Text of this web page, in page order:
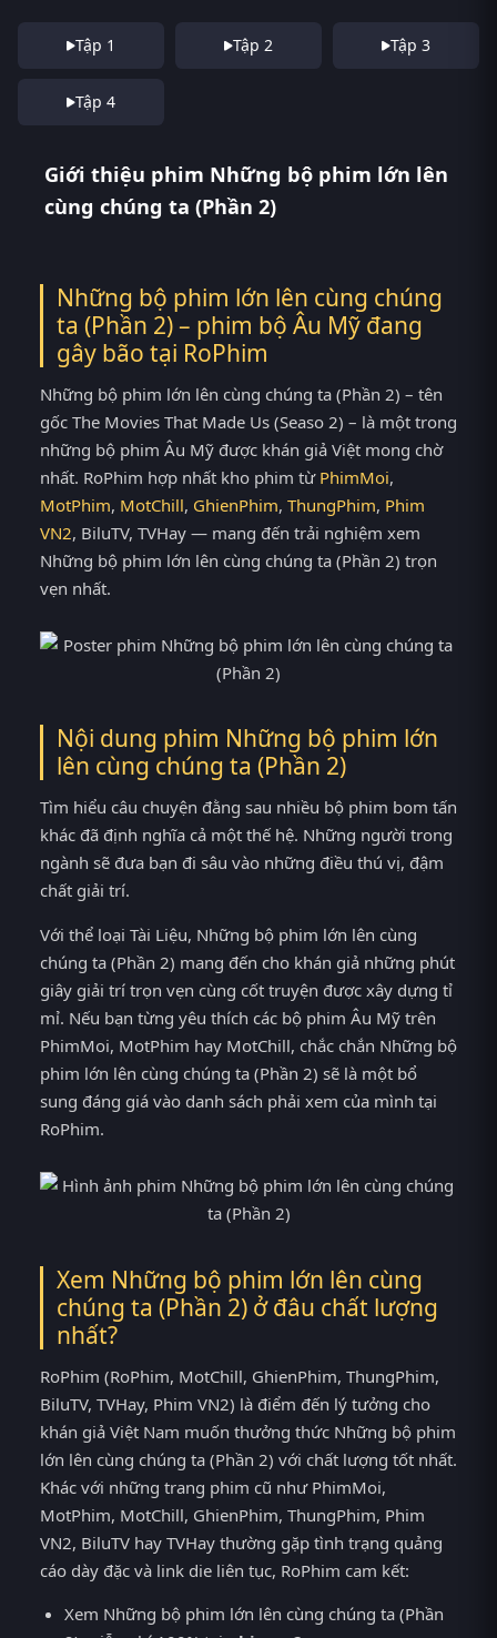
Tập 1 Tập 2 Tập 3
Tập 4
Giới thiệu phim Những bộ phim lớn lên
cùng chúng ta (Phần 2)
Những bộ phim lớn lên cùng chúng
ta (Phần 2) – phim bộ Âu Mỹ đang
gây bão tại RoPhim
Những bộ phim lớn lên cùng chúng ta (Phần 2) – tên
gốc The Movies That Made Us (Seaso 2) – là một trong
những bộ phim Âu Mỹ được khán giả Việt mong chờ
nhất. RoPhim hợp nhất kho phim từ PhimMoi,
MotPhim, MotChill, GhienPhim, ThungPhim, Phim
VN2, BiluTV, TVHay — mang đến trải nghiệm xem
Những bộ phim lớn lên cùng chúng ta (Phần 2) trọn
vẹn nhất.
Nội dung phim Những bộ phim lớn
lên cùng chúng ta (Phần 2)
Tìm hiểu câu chuyện đằng sau nhiều bộ phim bom tấn
khác đã định nghĩa cả một thế hệ. Những người trong
ngành sẽ đưa bạn đi sâu vào những điều thú vị, đậm
chất giải trí.
Với thể loại Tài Liệu, Những bộ phim lớn lên cùng
chúng ta (Phần 2) mang đến cho khán giả những phút
giây giải trí trọn vẹn cùng cốt truyện được xây dựng tỉ
mỉ. Nếu bạn từng yêu thích các bộ phim Âu Mỹ trên
PhimMoi, MotPhim hay MotChill, chắc chắn Những bộ
phim lớn lên cùng chúng ta (Phần 2) sẽ là một bổ
sung đáng giá vào danh sách phải xem của mình tại
RoPhim.
Xem Những bộ phim lớn lên cùng
chúng ta (Phần 2) ở đâu chất lượng
nhất?
RoPhim (RoPhim, MotChill, GhienPhim, ThungPhim,
BiluTV, TVHay, Phim VN2) là điểm đến lý tưởng cho
khán giả Việt Nam muốn thưởng thức Những bộ phim
lớn lên cùng chúng ta (Phần 2) với chất lượng tốt nhất.
Khác với những trang phim cũ như PhimMoi,
MotPhim, MotChill, GhienPhim, ThungPhim, Phim
VN2, BiluTV hay TVHay thường gặp tình trạng quảng
cáo dày đặc và link die liên tục, RoPhim cam kết:
Xem Những bộ phim lớn lên cùng chúng ta (Phần